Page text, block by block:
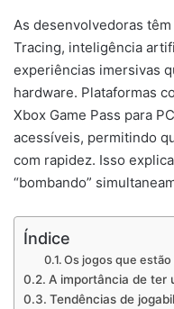
As desenvolvedoras
Tracing, inteligência
experiências imersivas
hardware. Plataformas
Xbox Game Pass para
acessíveis, permitindo
com rapidez. Isso
“bombando”
Índice
Os jogos que
A importância de ter
Tendências de